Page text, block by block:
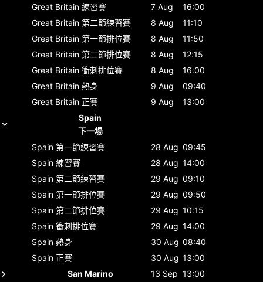
Great Britain 練習賽 7 Aug
16:00
Great Britain 第二節練習賽 8 Aug
11:10
Great Britain 第一節排位賽 8 Aug
11:50
Great Britain 第二節排位賽 8 Aug
12:15
Great Britain 衝刺排位賽 8 Aug
16:00
Great Britain 熱身 9 Aug
09:40
Great Britain 正賽 9 Aug
13:00
Spain
下一場
Spain 第一節練習賽 28 Aug 09:45
Spain 練習賽 28 Aug 14:00
Spain 第二節練習賽 29 Aug 09:10
Spain 第一節排位賽 29 Aug 09:50
Spain 第二節排位賽 29 Aug 10:15
Spain 衝刺排位賽 29 Aug 14:00
Spain 熱身 30 Aug 08:40
Spain 正賽 30 Aug 13:00
San Marino
13 Sep 13:00